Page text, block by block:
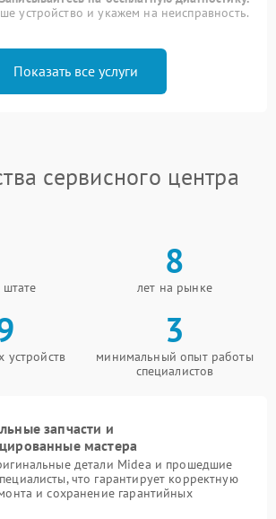
устройство и укажем на неисправность.
Показать все услуги
сервисного центра
8
лет на рынке
устройств
3
минимальный опыт работы
специалистов
запчасти и
мастера
детали Midea и прошедшие
что гарантирует корректную
и сохранение гарантийных